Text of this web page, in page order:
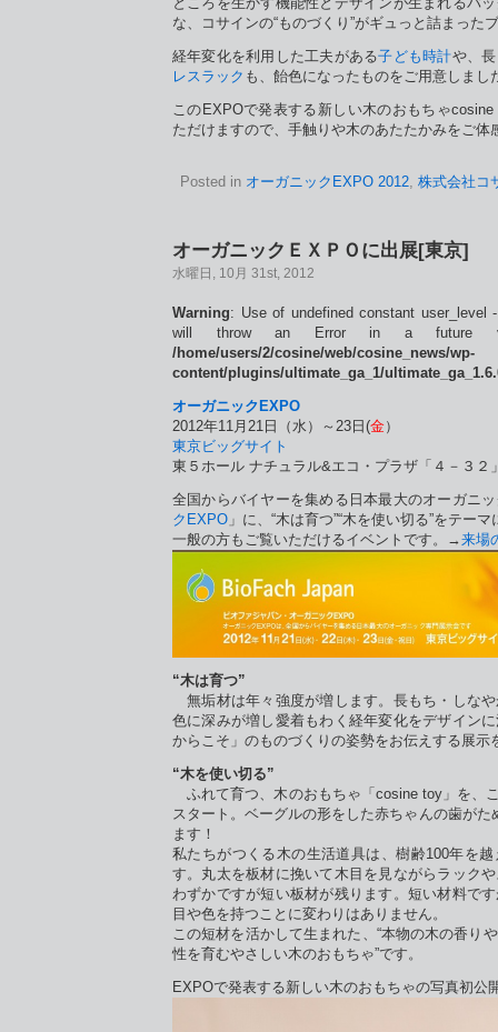
な、コサインの“ものづくり”がギュっと詰まった
経年変化を利用した工夫がある子ども時計や、
レスラック も、飴色になったものをご用意しまし
このEXPOで発表する新しい木のおもちゃ
ただけますので、手触りや木のあたたかみをご体
Posted in オーガニックEXPO 2012, 株式会社コ
オーガニックＥＸＰＯに出展[東京]
水曜日, 10月 31st, 2012
Warning: Use of undefined constant user_level
will throw an Error in a future
/home/users/2/cosine/web/cosine_news/wp-
content/plugins/ultimate_ga_1/
オーガニックEXPO
2012年11月21日（水）～23日(金）
東京ビッグサイト
東５ホール ナチュラル&エコ・プラザ「４－３２
全国からバイヤーを集める日本最大のオーガニ
クEXPO 」に、“木は育つ”“木を使い切る”をテー
一般の方もご覧いただけるイベントです。→来場
“木は育つ”
無垢材は年々強度が増します。長もち・しな
色に深みが増し愛着もわく経年変化をデザイン
からこそ」のものづくりの姿勢をお伝えする展示
“木を使い切る”
ふれて育つ、木のおもちゃ「cosine toy」を、
スタート。ベーグルの形をした赤ちゃんの歯がた
ます！
私たちがつくる木の生活道具は、樹齢100年を
す。丸太を板材に挽いて木目を見ながらラック
わずかですが短い板材が残ります。短い材料で
目や色を持つことに変わりはありません。
この短材を活かして生まれた、“本物の木の香り
性を育むやさしい木のおもちゃ”です。
EXPOで発表する新しい木のおもちゃの写真初公